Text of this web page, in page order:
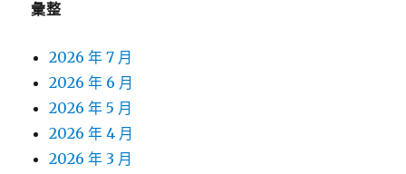
彙整
2026 年 7 月
2026 年 6 月
2026 年 5 月
2026 年 4 月
2026 年 3 月